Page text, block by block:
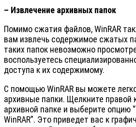
– Извлечение архивных папок
Помимо сжатия файлов, WinRAR
вам извлечь содержимое сжатых
таких папок невозможно
воспользуетесь
доступа к их содержимому.
С помощью WinRAR вы можете
архивные папки. Щелкните правой
архивной папке и выберите
WinRAR”. Это приведет вас к